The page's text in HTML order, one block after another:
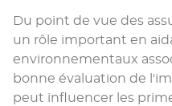
Du point de vue des
un rôle important en
environnementaux
bonne évaluation de
peut influencer les